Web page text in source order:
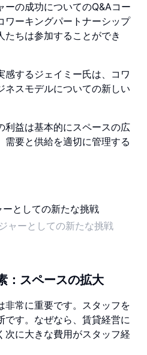
ーの成功についてのQ&Aコー
ワーキングパートナーシップ
たちは参加することができ
感するジェイミー氏は、コワ
ネスモデルについての新しい
利益は基本的にスペースの広
需要と供給を適切に管理する
ャーとしての新たな挑戦
：スペースの拡大
非常に重要です。スタッフを
です。なぜなら、賃貸経営に
次に大きな費用がスタッフ経